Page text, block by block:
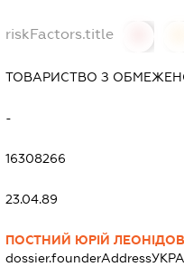
riskFactors.title
ТОВАРИСТВО З
-
16308266
23.04.89
ПОСТНИЙ ЮРІЙ
dossier.founderAddress